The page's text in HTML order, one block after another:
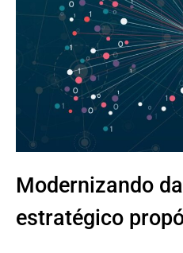
Modernizando
estratégico